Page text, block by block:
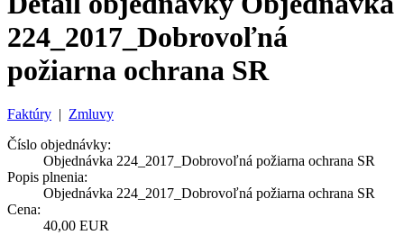
224_2017_Dobrovoľná
požiarna ochrana SR
Faktúry | Zmluvy
Číslo objednávky:
Objednávka 224_2017_Dobrovoľná požiarna ochrana SR
Popis plnenia:
Objednávka 224_2017_Dobrovoľná požiarna ochrana SR
Cena:
40,00 EUR